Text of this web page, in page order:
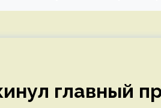
главный